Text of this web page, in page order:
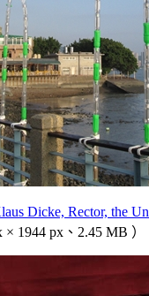
Dicke, Rector, the
× 1944 px、2.45 MB ）